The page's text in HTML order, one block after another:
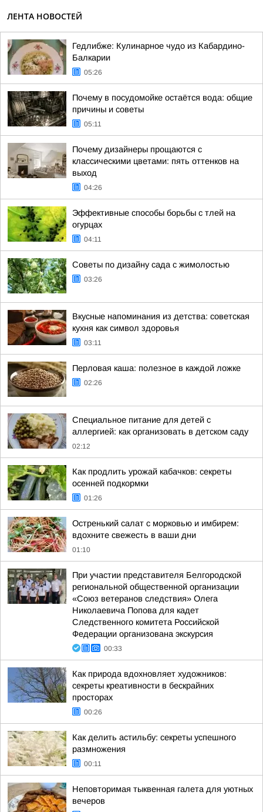
ЛЕНТА НОВОСТЕЙ
Гедлибже: Кулинарное чудо из Кабардино-
Балкарии
05:26
Почему в посудомойке остаётся вода: общие
причины и советы
05:11
Почему дизайнеры прощаются с
классическими цветами: пять оттенков на
выход
04:26
Эффективные способы борьбы с тлей на
огурцах
04:11
Советы по дизайну сада с жимолостью
03:26
Вкусные напоминания из детства: советская
кухня как символ здоровья
03:11
Перловая каша: полезное в каждой ложке
02:26
Специальное питание для детей с
аллергией: как организовать в детском саду
02:12
Как продлить урожай кабачков: секреты
осенней подкормки
01:26
Остренький салат с морковью и имбирем:
вдохните свежесть в ваши дни
01:10
При участии представителя Белгородской
региональной общественной организации
«Союз ветеранов следствия» Олега
Николаевича Попова для кадет
Следственного комитета Российской
Федерации организована экскурсия
00:33
Как природа вдохновляет художников:
секреты креативности в бескрайних
просторах
00:26
Как делить астильбу: секреты успешного
размножения
00:11
Неповторимая тыквенная галета для уютных
вечеров